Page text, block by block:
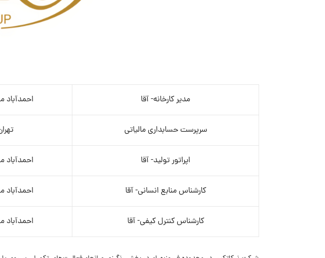
مدیر کارخانه- آقا احمدآباد
سرپرست حسابداری مالیاتی
اپراتور تولید- آقا احمدآباد
کارشناس منابع انسانی- آقا احمدآباد
کارشناس کنترل کیفی- آقا احمدآباد